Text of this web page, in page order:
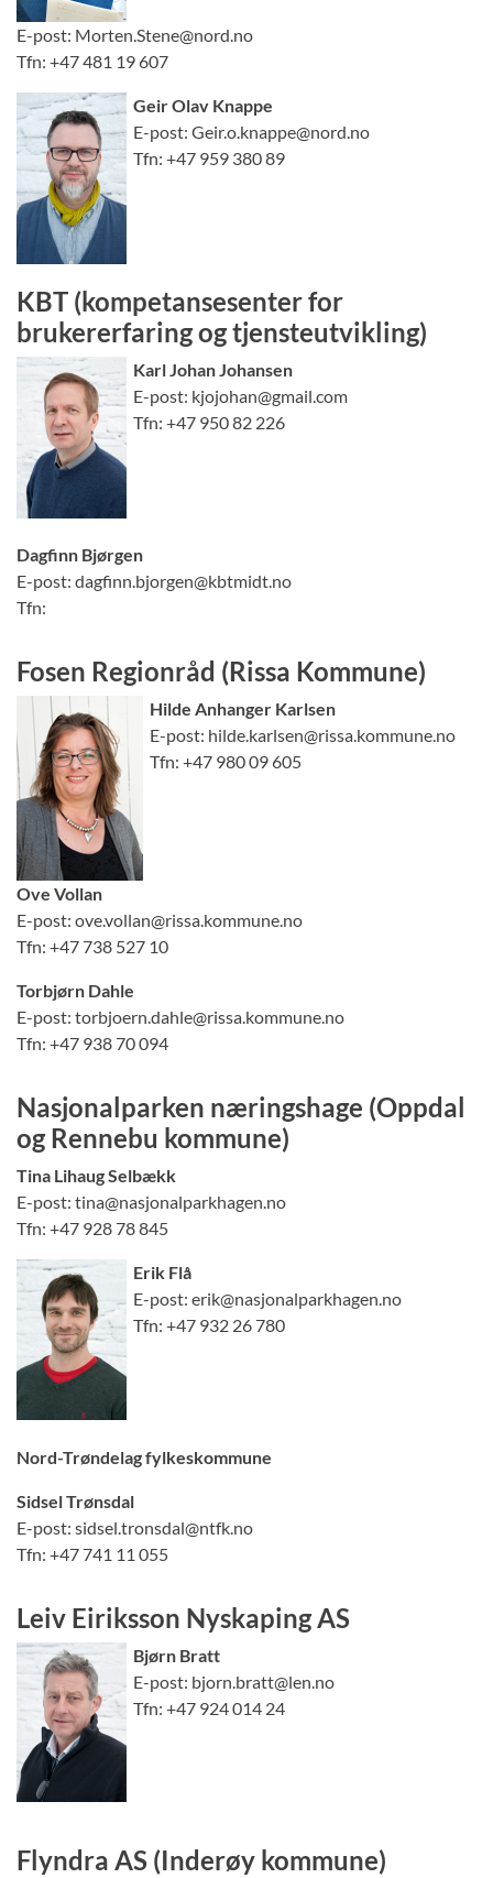
E-post: Morten.Stene@nord.no
Tfn: +47 481 19 607
Geir Olav Knappe
E-post: Geir.o.knappe@nord.no
Tfn: +47 959 380 89
KBT (kompetansesenter for
brukererfaring og tjensteutvikling)
Karl Johan Johansen
E-post: kjojohan@gmail.com
Tfn: +47 950 82 226
Dagfinn Bjørgen
E-post: dagfinn.bjorgen@kbtmidt.no
Tfn:
Fosen Regionråd (Rissa Kommune)
Hilde Anhanger Karlsen
E-post: hilde.karlsen@rissa.kommune.no
Tfn: +47 980 09 605
Ove Vollan
E-post: ove.vollan@rissa.kommune.no
Tfn: +47 738 527 10
Torbjørn Dahle
E-post: torbjoern.dahle@rissa.kommune.no
Tfn: +47 938 70 094
Nasjonalparken næringshage (Oppdal
og Rennebu kommune)
Tina Lihaug Selbækk
E-post: tina@nasjonalparkhagen.no
Tfn: +47 928 78 845
Erik Flå
E-post: erik@nasjonalparkhagen.no
Tfn: +47 932 26 780
Nord-Trøndelag fylkeskommune
Sidsel Trønsdal
E-post: sidsel.tronsdal@ntfk.no
Tfn: +47 741 11 055
Leiv Eiriksson Nyskaping AS
Bjørn Bratt
E-post: bjorn.bratt@len.no
Tfn: +47 924 014 24
Flyndra AS (Inderøy kommune)